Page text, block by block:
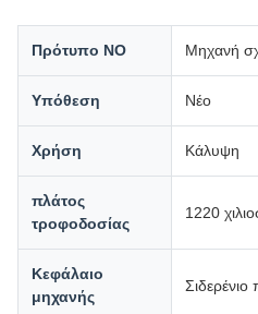
Πρότυπο ΝΟ Μηχανή
Υπόθεση Νέο
Χρήση Κάλυψη
πλάτος
τροφοδοσίας
1220
Κεφάλαιο
μηχανής
Σιδερένιο